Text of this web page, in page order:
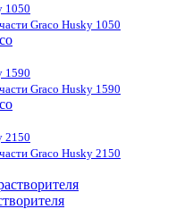
1050
Graco Husky 1050
1590
Graco Husky 1590
2150
Graco Husky 2150